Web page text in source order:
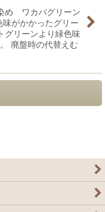
め ワカバグリーン
がかかったグリー
グリーンより緑色味
廃盤時の代替えむ